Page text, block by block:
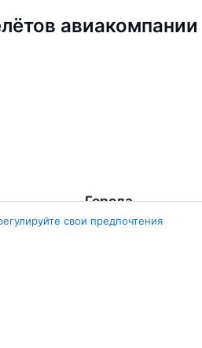
авиакомпании
Города
свои предпочтения